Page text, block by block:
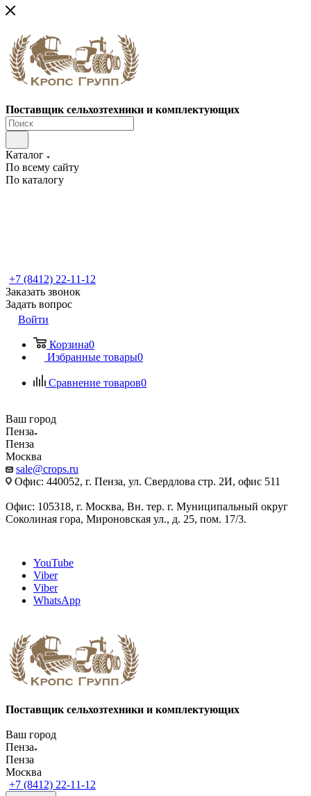
Поставщик сельхозтехники и комплектующих
Каталог
По всему сайту
По каталогу
+7 (8412) 22-11-12
Заказать звонок
Задать вопрос
Войти
Корзина0
Избранные товары0
Сравнение товаров0
Ваш город
Пенза
Пенза
Москва
sale@crops.ru
Офис: 440052, г. Пенза, ул. Свердлова стр. 2И, офис 511
Офис: 105318, г. Москва, Вн. тер. г. Муниципальный округ
Соколиная гора, Мироновская ул., д. 25, пом. 17/3.
YouTube
Viber
Viber
WhatsApp
Поставщик сельхозтехники и комплектующих
Ваш город
Пенза
Пенза
Москва
+7 (8412) 22-11-12